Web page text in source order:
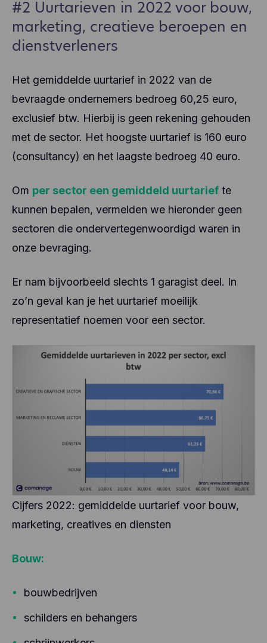
#2 Uurtarieven in 2022 voor bouw,
marketing, creatieve beroepen en
dienstverleners
Het gemiddelde uurtarief in 2022 van de
bevraagde ondernemers bedroeg 60,25 euro,
exclusief btw. Hierbij is geen rekening gehouden
met de sector. Het hoogste uurtarief is 160 euro
(consultancy) en het laagste bedroeg 40 euro.
Om per sector een gemiddeld uurtarief te
kunnen bepalen, vermelden we hieronder geen
sectoren die ondervertegenwoordigd waren in
onze bevraging.
Er nam bijvoorbeeld slechts 1 garagist deel. In
zo’n geval kan je het uurtarief moeilijk
representatief noemen voor een sector.
Cijfers 2022: gemiddelde uurtarief voor bouw,
marketing, creatives en diensten
Bouw:
bouwbedrijven
schilders en behangers
andere informatie en worden niet gedeeld met
andere partijen.
Hotjar helpt de ervaring van onze gebruikers beter
te begrijpen (bv. hoeveel tijd ze doorbrengen op
enz.). Hotjar gebruikt cookies en andere
het gedrag van onze gebruikers en hun apparaten.
Hotjar slaat deze informatie op in een
gepseudonimiseerd gebruikersprofiel. Noch Hotjar,
noch wij zullen deze informatie ooit gebruiken om
individuele gebruikers te identificeren of te
koppelen aan verdere gegevens over een